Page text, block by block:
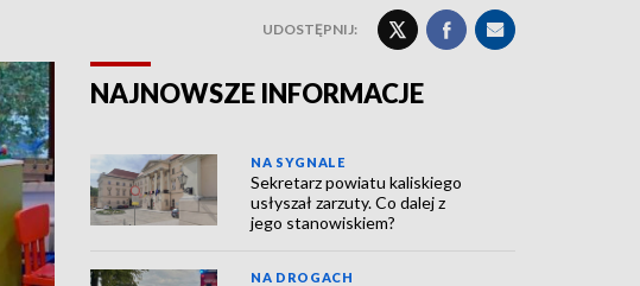
UDOSTĘPNIJ:
NAJNOWSZE INFORMACJE
NA SYGNALE
Sekretarz powiatu kaliskiego
usłyszał zarzuty. Co dalej z
jego stanowiskiem?
NA DROGACH